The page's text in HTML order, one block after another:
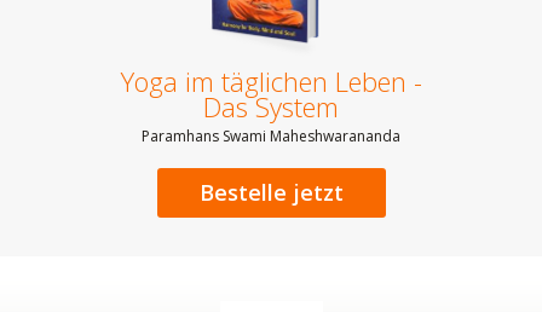
Yoga im täglichen Leben -
Das System
Paramhans Swami Maheshwarananda
Bestelle jetzt